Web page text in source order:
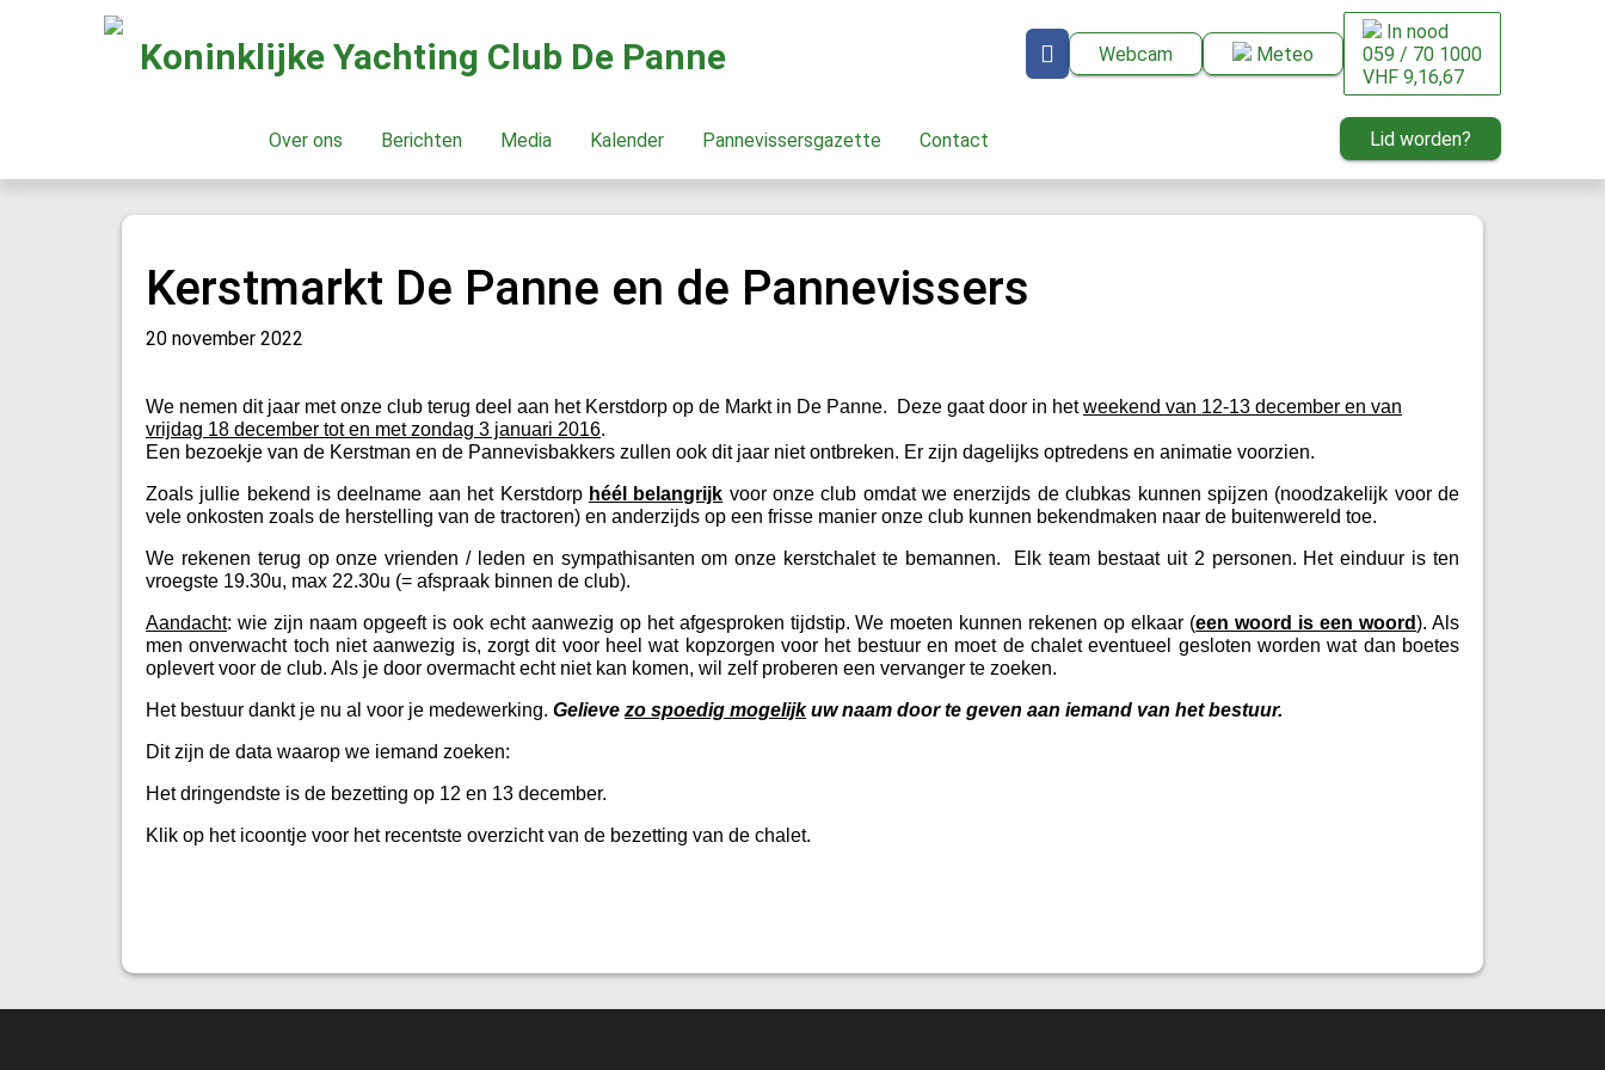
Koninklijke Yachting Club De Panne Webcam Meteo
In nood
059 / 70 1000
VHF 9,16,67
Over ons Berichten Media Kalender Pannevissersgazette Contact Lid worden?
Kerstmarkt De Panne en de Pannevissers
20 november 2022
We nemen dit jaar met onze club terug deel aan het Kerstdorp op de Markt in De Panne. Deze gaat door in hetweekend van 12-13 december en van
vrijdag 18 december tot en met zondag 3 januari 2016.
Een bezoekje van de Kerstman en de Pannevisbakkers zullen ook dit jaar niet ontbreken. Er zijn dagelijks optredens en animatie voorzien.
Zoals jullie bekend is deelname aan het Kerstdorp héél belangrijk voor onze club omdat we enerzijds de clubkas kunnen spijzen (noodzakelijk voor de
vele onkosten zoals de herstelling van de tractoren) en anderzijds op een frisse manier onze club kunnen bekendmaken naar de buitenwereld toe.
We rekenen terug op onze vrienden / leden en sympathisanten om onze kerstchalet te bemannen. Elk team bestaat uit 2 personen. Het einduur is ten
vroegste 19.30u, max 22.30u (= afspraak binnen de club).
Aandacht: wie zijn naam opgeeft is ook echt aanwezig op het afgesproken tijdstip. We moeten kunnen rekenen op elkaar (een woord is een woord). Als
men onverwacht toch niet aanwezig is, zorgt dit voor heel wat kopzorgen voor het bestuur en moet de chalet eventueel gesloten worden wat dan boetes
oplevert voor de club. Als je door overmacht echt niet kan komen, wil zelf proberen een vervanger te zoeken.
Het bestuur dankt je nu al voor je medewerking. Gelieve zo spoedig mogelijkuw naam door te geven aan iemand van het bestuur.
Dit zijn de data waarop we iemand zoeken:
Het dringendste is de bezetting op 12 en 13 december.
Klik op het icoontje voor het recentste overzicht van de bezetting van de chalet.